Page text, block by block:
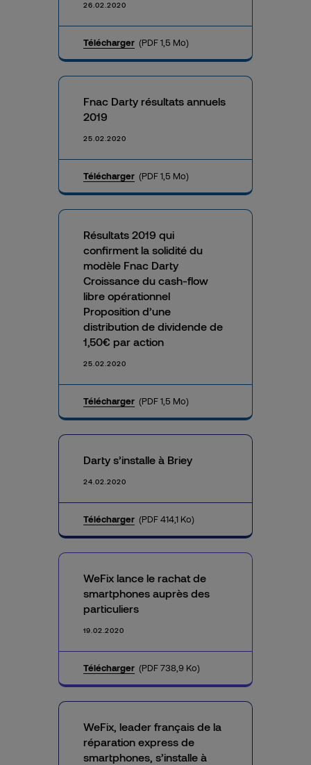
26.02.2020
Télécharger (PDF 1,5 Mo)
Fnac Darty résultats annuels
2019
25.02.2020
Télécharger (PDF 1,5 Mo)
Résultats 2019 qui
confirment la solidité du
modèle Fnac Darty
Croissance du cash-flow
libre opérationnel
Proposition d’une
distribution de dividende de
1,50€ par action
25.02.2020
Télécharger (PDF 1,5 Mo)
Darty s’installe à Briey
24.02.2020
Télécharger (PDF 414,1 Ko)
WeFix lance le rachat de
smartphones auprès des
particuliers
19.02.2020
Télécharger (PDF 738,9 Ko)
WeFix, leader français de la
réparation express de
smartphones, s’installe à